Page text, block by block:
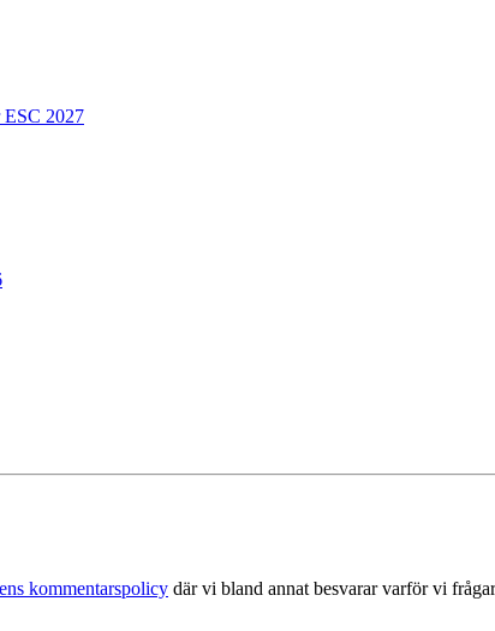
ESC 2027
kommentarspolicy där vi bland annat besvarar varför vi